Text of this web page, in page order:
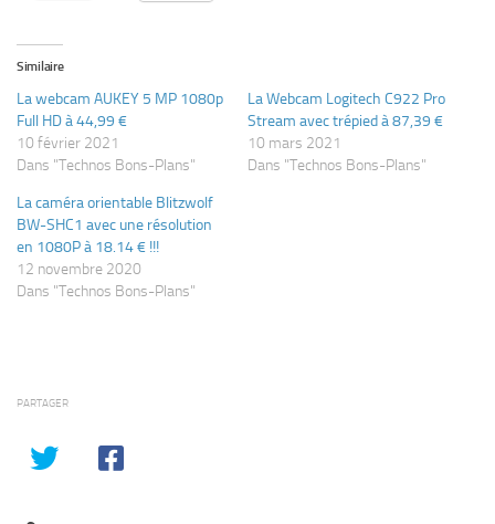
Similaire
La webcam AUKEY 5 MP 1080p
Full HD à 44,99 €
10 février 2021
Dans "Technos Bons-Plans"
La Webcam Logitech C922 Pro
Stream avec trépied à 87,39 €
10 mars 2021
Dans "Technos Bons-Plans"
La caméra orientable Blitzwolf
BW-SHC1 avec une résolution
en 1080P à 18.14 € !!!
12 novembre 2020
Dans "Technos Bons-Plans"
PARTAGER